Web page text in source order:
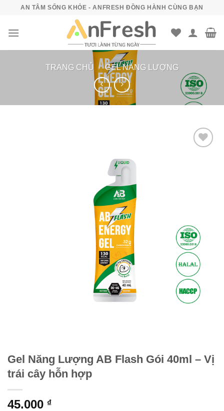
nội
AN TÂM SỐNG KHỎE - ANFRESH ĐỒNG HÀNH CÙNG BẠN
TRANG CHỦ / GEL NĂNG LƯỢNG
Gel Năng Lượng AB Flash Gói 40ml – Vị
trái cây hỗn hợp
45.000 ₫